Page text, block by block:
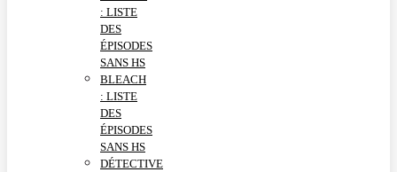
: LISTE
DES
ÉPISODES
SANS HS
BLEACH
: LISTE
DES
ÉPISODES
SANS HS
DÉTECTIVE